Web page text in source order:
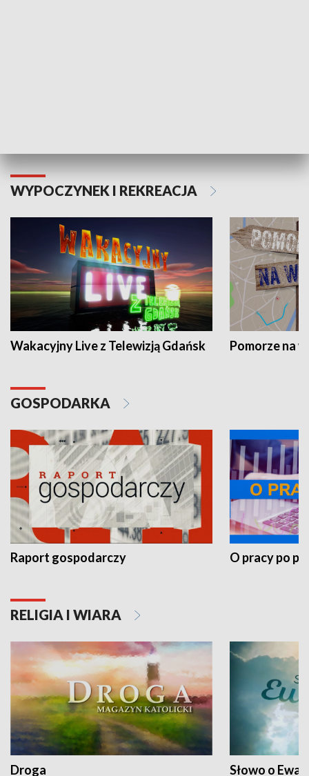
WYPOCZYNEK I REKREACJA
Wakacyjny Live z Telewizją Gdańsk Pomorze na
GOSPODARKA
Raport gospodarczy O pracy po
RELIGIA I WIARA
Droga Słowo o